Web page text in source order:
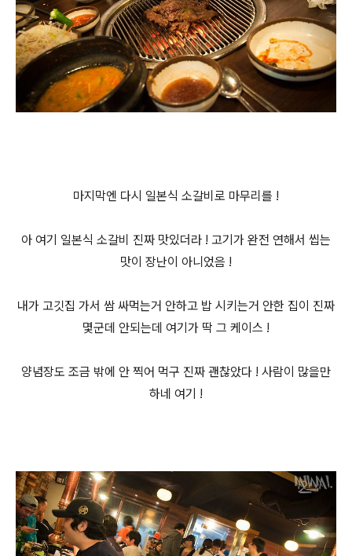
마지막엔 다시 일본식 소갈비로 마무리를 !
아 여기 일본식 소갈비 진짜 맛있더라 ! 고기가 완전 연해서 씹는
맛이 장난이 아니었음 !
내가 고깃집 가서 쌈 싸먹는거 안하고 밥 시키는거 안한 집이 진짜
몇군데 안되는데 여기가 딱 그 케이스 !
양념장도 조금 밖에 안 찍어 먹구 진짜 괜찮았다 ! 사람이 많을만
하네 여기 !